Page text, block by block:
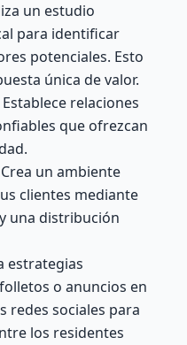
un estudio
para identificar
potenciales. Esto
única de valor.
Establece relaciones
que ofrezcan
Crea un ambiente
clientes mediante
una distribución
estrategias
o anuncios en
redes sociales para
los residentes